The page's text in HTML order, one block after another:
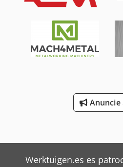
Anuncie
Werktuigen.es es